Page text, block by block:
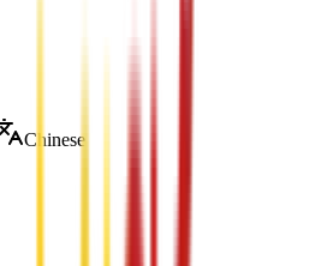
Chinese